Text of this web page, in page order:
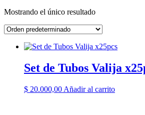
Mostrando el único resultado
Set de Tubos Valija
$ 20.000,00 Añadir al carrito